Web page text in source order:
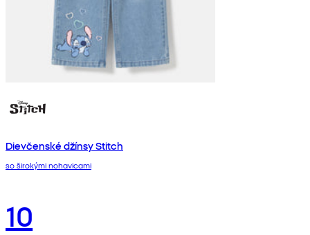
Dievčenské džínsy Stitch
so širokými nohavicami
10